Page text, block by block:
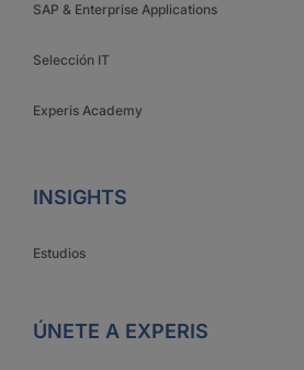
SAP & Enterprise Applications
Selección IT
Experis Academy
INSIGHTS
Estudios
ÚNETE A EXPERIS